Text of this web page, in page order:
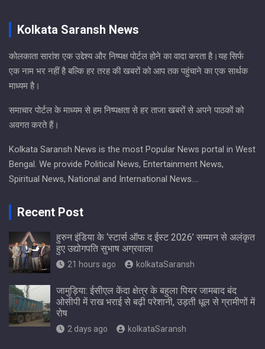
Kolkata Saransh News
कोलकाता सारांश एक उद्देश्य और निष्पक्ष पोर्टल होने का वादा करता है।यह सिर्फ
एक नाम भर नहीं है बल्कि हर तरह की खबरों को आप तक पहुंचाने का एक सार्थक
माध्यम है।
समाचार पोर्टल के माध्यम से हम निष्पक्षता से हर ताजा खबरों से अपने पाठकों को
अवगत करते हैं।
Kolkata Saransh News is the most Popular News portal in West
Bengal. We provide Political News, Entertainment News,
Spiritual News, National and International News….
Recent Post
हुरुन इंडिया के ‘स्टार्स ऑफ द ईस्ट 2026’ सम्मान से अलंकृत
हुए उद्योगपति सुभाष अग्रवाला
21 hours ago kolkataSaransh
जामुड़िया: ईसीएल केंदा क्षेत्र के बहुला पियर जामबाद बंद
ओसीपी में राख भराई से बढ़ी परेशानी, उड़ती धूल से ग्रामीणों में
रोष
2 days ago kolkataSaransh